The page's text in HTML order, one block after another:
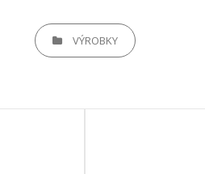
CATEGORIESVÝROBKY